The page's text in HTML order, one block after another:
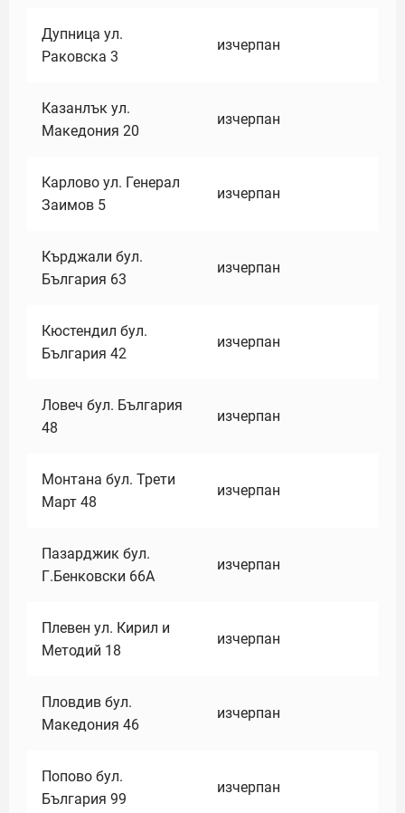
Дупница ул.
Раковска 3
изчерпан
Казанлък ул.
Македония 20
изчерпан
Карлово ул. Генерал
Заимов 5
изчерпан
Кърджали бул.
България 63
изчерпан
Кюстендил бул.
България 42
изчерпан
Ловеч бул. България
48
изчерпан
Монтана бул. Трети
Март 48
изчерпан
Пазарджик бул.
Г.Бенковски 66А
изчерпан
Плевен ул. Кирил и
Методий 18
изчерпан
Пловдив бул.
Македония 46
изчерпан
Попово бул.
България 99
изчерпан